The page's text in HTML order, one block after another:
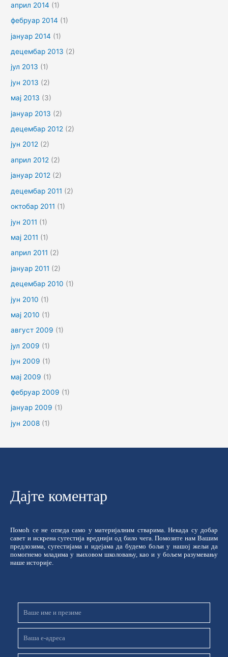
април 2014 (1)
фебруар 2014 (1)
јануар 2014 (1)
децембар 2013 (2)
јул 2013 (1)
јун 2013 (2)
мај 2013 (3)
јануар 2013 (2)
децембар 2012 (2)
јун 2012 (2)
април 2012 (2)
јануар 2012 (2)
децембар 2011 (2)
октобар 2011 (1)
јун 2011 (1)
мај 2011 (1)
април 2011 (2)
јануар 2011 (2)
децембар 2010 (1)
јун 2010 (1)
мај 2010 (1)
август 2009 (1)
јул 2009 (1)
јун 2009 (1)
мај 2009 (1)
фебруар 2009 (1)
јануар 2009 (1)
јун 2008 (1)
Дајте коментар
Помоћ се не огледа само у материјалним стварима. Некада су добар
савет и искрена сугестија вреднији од било чега. Помозите нам Вашим
предлозима, сугестијама и идејама да будемо бољи у нашој жељи да
помогнемо младима у њиховом школовању, као и у бољем разумевању
наше историје.
презиме